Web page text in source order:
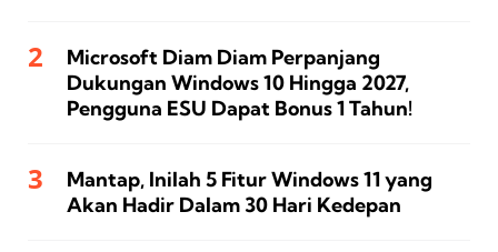
Microsoft Diam Diam Perpanjang
Dukungan Windows 10 Hingga 2027,
Pengguna ESU Dapat Bonus 1 Tahun!
Mantap, Inilah 5 Fitur Windows 11 yang
Akan Hadir Dalam 30 Hari Kedepan